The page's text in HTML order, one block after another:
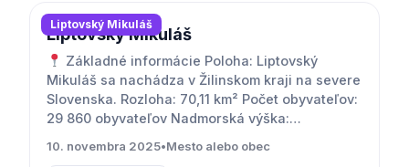
Liptovský Mikuláš
Liptovský Mikuláš
Základné informácie Poloha: Liptovský
Mikuláš sa nachádza v Žilinskom kraji na severe
Slovenska. Rozloha: 70,11 km² Počet obyvateľov:
29 860 obyvateľov Nadmorská výška:…
10. novembra 2025•Mesto alebo obec